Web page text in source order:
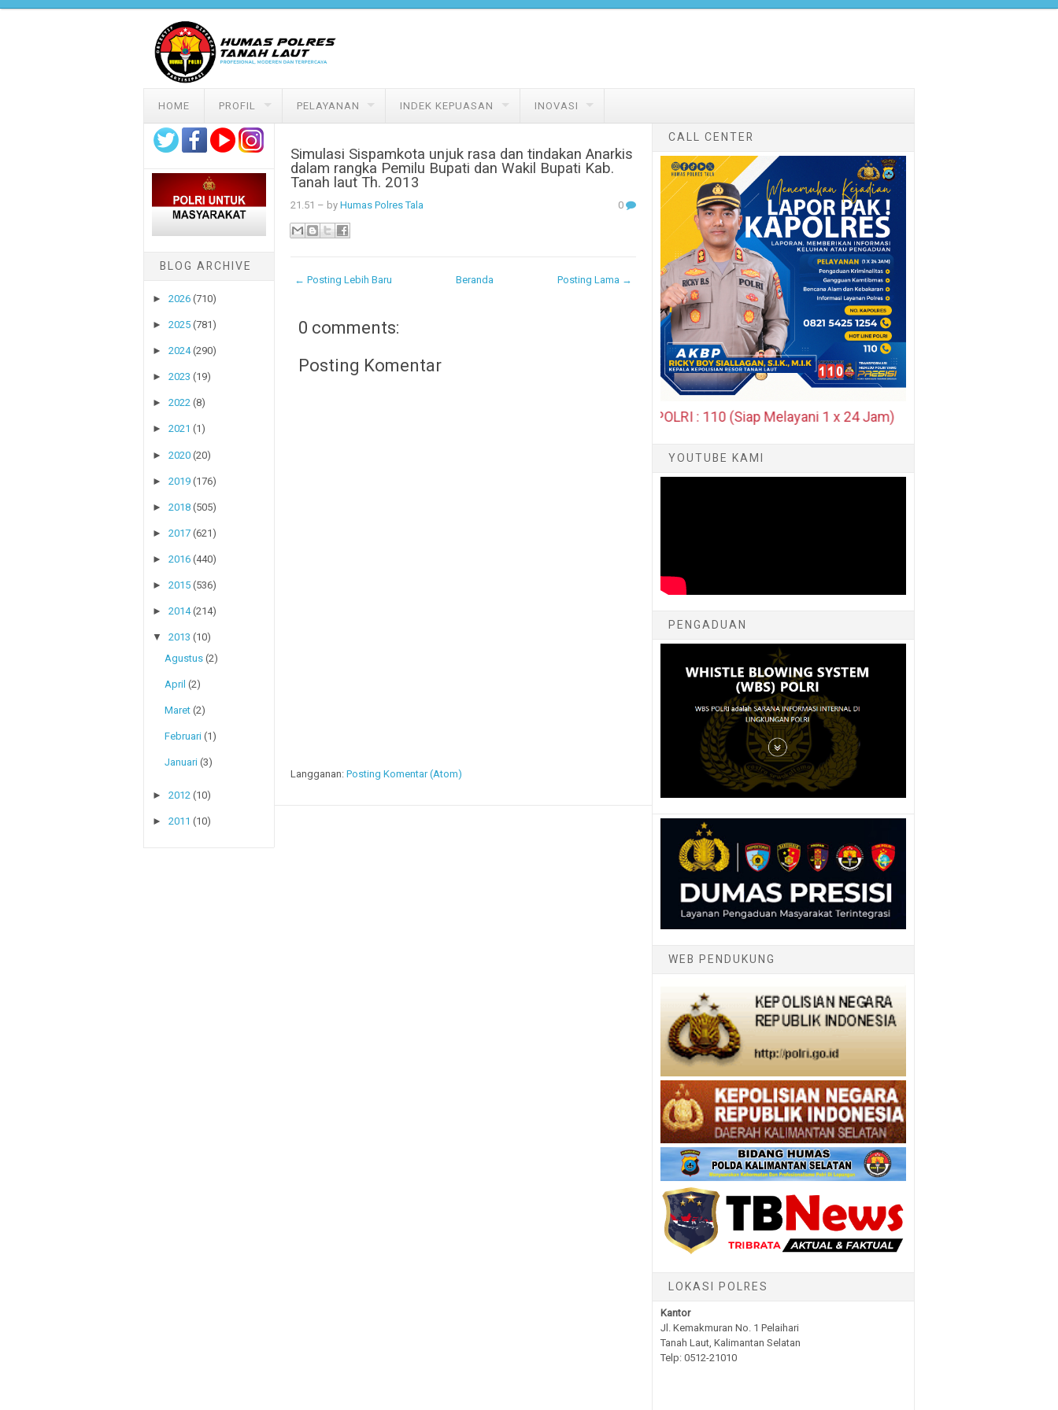
HOME PROFIL PELAYANAN INDEK KEPUASAN INOVASI
BLOG ARCHIVE
►2026 (710)
►2025 (781)
►2024 (290)
►2023 (19)
►2022 (8)
►2021 (1)
►2020 (20)
►2019 (176)
►2018 (505)
►2017 (621)
►2016 (440)
►2015 (536)
►2014 (214)
▼ 2013 (10)
Agustus (2)
April (2)
Maret (2)
Februari (1)
Januari (3)
►2012 (10)
►2011 (10)
Simulasi Sispamkota unjuk rasa dan tindakan Anarkis
dalam rangka Pemilu Bupati dan Wakil Bupati Kab.
Tanah laut Th. 2013
21.51 – by Humas Polres Tala 0
← Posting Lebih Baru Posting Lama →
Beranda
0 comments:
Posting Komentar
Langganan: Posting Komentar (Atom)
CALL CENTER
NOMOR KAPOLRES : 0821 5425 1254, HOT LINE POLRI : 110 (Siap Melayani 1 x 24 Jam)
YOUTUBE KAMI
PENGADUAN
WEB PENDUKUNG
LOKASI POLRES
Kantor
Jl. Kemakmuran No. 1 Pelaihari
Tanah Laut, Kalimantan Selatan
Telp: 0512-21010